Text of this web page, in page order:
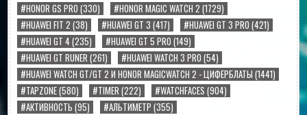
#HONOR GS PRO (330) #HONOR MAGIC WATCH 2 (1729)
#HUAWEI FIT 2 (38) #HUAWEI GT 3 (417) #HUAWEI GT 3 PRO (421)
#HUAWEI GT 4(235) #HUAWEI GT 5 PRO (149)
#HUAWEI GT RUNER(261) #HUAWEI WATCH 3 PRO (54)
#HUAWEI WATCH GT/GT 2 И HONOR MAGICWATCH 2 - ЦИФЕРБЛАТЫ (1441)
#TAPZONE(580) #TIMER(222) #WATCHFACES (904)
#АКТИВНОСТЬ (95) #АЛЬТИМЕТР (355)